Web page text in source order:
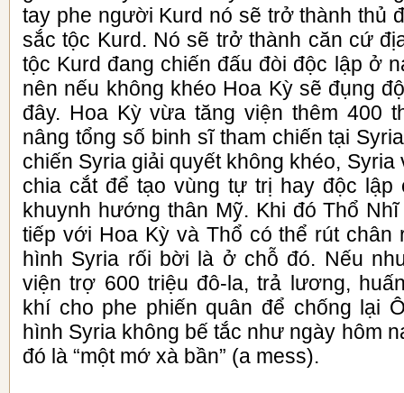
tay phe người Kurd nó sẽ trở thành thủ
sắc tộc Kurd. Nó sẽ trở thành căn cứ
tộc Kurd đang chiến đấu đòi độc lập ở
nên nếu không khéo Hoa Kỳ sẽ đụng
đây. Hoa Kỳ vừa tăng viện thêm 400
nâng tổng số binh sĩ tham chiến tại
chiến Syria giải quyết không khéo, Syria
chia cắt để tạo vùng tự trị hay độc lập
khuynh hướng thân Mỹ. Khi đó Thổ
tiếp với Hoa Kỳ và Thổ có thể rút chân
hình Syria rối bời là ở chỗ đó. Nếu
viện trợ 600 triệu đô-la, trả lương,
khí cho phe phiến quân để chống lại
hình Syria không bế tắc như ngày hôm
đó là “một mớ xà bần” (a mess).